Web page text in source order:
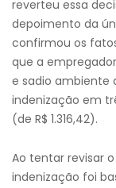
reverteu essa
depoimento da
confirmou os
que a
e sadio ambiente
indenização em
(de R$ 1.316,42).
Ao tentar revisar
indenização foi